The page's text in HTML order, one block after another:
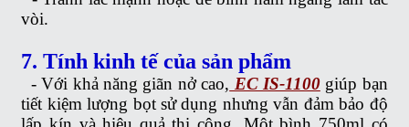
vòi.
7. Tính kinh tế của sản phẩm
-Với khả năng giãn nở cao, EC IS-1100giúp bạn
tiết kiệm lượng bọt sử dụng nhưng vẫn đảm bảo độ